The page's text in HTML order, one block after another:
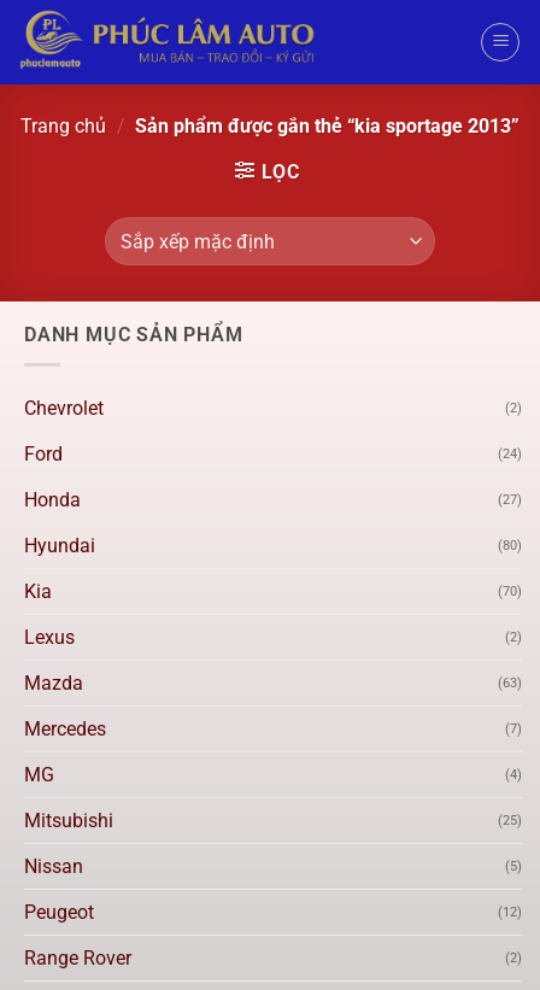
Trang chủ / Sản phẩm được gắn thẻ “kia sportage 2013”
LỌC
DANH MỤC SẢN PHẨM
Chevrolet (2)
Ford (24)
Honda (27)
Hyundai (80)
Kia (70)
Lexus (2)
Mazda (63)
Mercedes (7)
MG (4)
Mitsubishi (25)
Nissan (5)
Peugeot (12)
Range Rover (2)